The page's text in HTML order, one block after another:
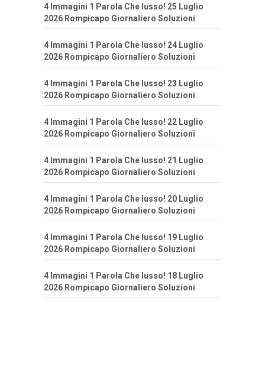
4 Immagini 1 Parola Che lusso! 25 Luglio
2026 Rompicapo Giornaliero Soluzioni
4 Immagini 1 Parola Che lusso! 24 Luglio
2026 Rompicapo Giornaliero Soluzioni
4 Immagini 1 Parola Che lusso! 23 Luglio
2026 Rompicapo Giornaliero Soluzioni
4 Immagini 1 Parola Che lusso! 22 Luglio
2026 Rompicapo Giornaliero Soluzioni
4 Immagini 1 Parola Che lusso! 21 Luglio
2026 Rompicapo Giornaliero Soluzioni
4 Immagini 1 Parola Che lusso! 20 Luglio
2026 Rompicapo Giornaliero Soluzioni
4 Immagini 1 Parola Che lusso! 19 Luglio
2026 Rompicapo Giornaliero Soluzioni
4 Immagini 1 Parola Che lusso! 18 Luglio
2026 Rompicapo Giornaliero Soluzioni